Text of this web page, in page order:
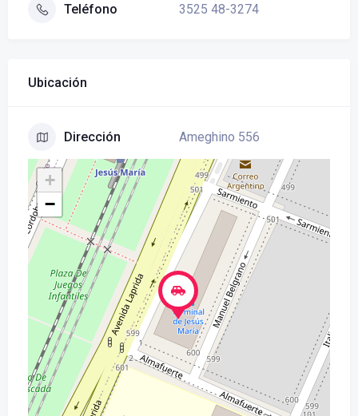
Teléfono 3525 48-3274
Ubicación
Dirección Ameghino 556
+
−